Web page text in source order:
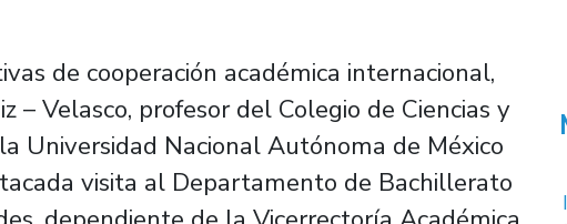
de cooperación académica internacional,
– Velasco, profesor del Colegio de Ciencias y
Universidad Nacional Autónoma de México
visita al Departamento de Bachillerato